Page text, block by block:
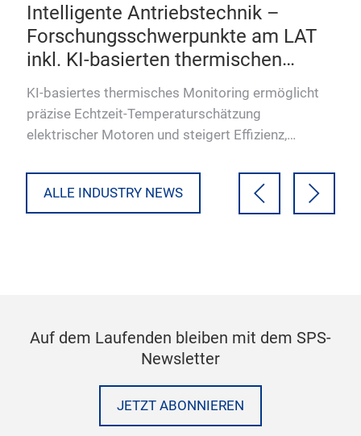
Intelligente Antriebstechnik –
Forschungsschwerpunkte am LAT
inkl. KI-basierten thermischen
Monitorings
KI-basiertes thermisches Monitoring ermöglicht
präzise Echtzeit-Temperaturschätzung
elektrischer Motoren und steigert Effizienz,
ALLE INDUSTRY NEWS
Auf dem Laufenden bleiben mit dem SPS-
Newsletter
JETZT ABONNIEREN